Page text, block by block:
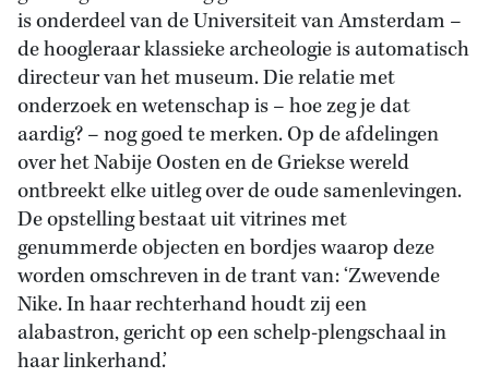
is onderdeel van de Universiteit van Amsterdam –
de hoogleraar klassieke archeologie is automatisch
directeur van het museum. Die relatie met
onderzoek en wetenschap is – hoe zeg je dat
aardig? – nog goed te merken. Op de afdelingen
over het Nabije Oosten en de Griekse wereld
ontbreekt elke uitleg over de oude samenlevingen.
De opstelling bestaat uit vitrines met
genummerde objecten en bordjes waarop deze
worden omschreven in de trant van: ‘Zwevende
Nike. In haar rechterhand houdt zij een
alabastron, gericht op een schelp-plengschaal in
haar linkerhand.’